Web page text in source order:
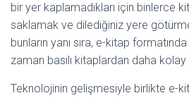
bir yer kaplamadıkları için binlerce
saklamak ve dilediğiniz yere
bunların yanı sıra, e-kitap formatında
zaman basılı kitaplardan daha kolay
Teknolojinin gelişmesiyle birlikte e-